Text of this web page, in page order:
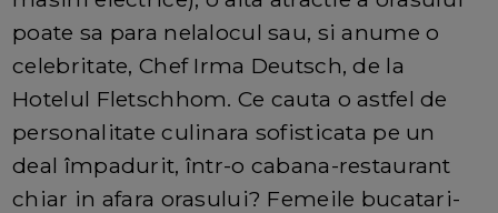
poate sa para nelalocul sau, si anume o
celebritate, Chef Irma Deutsch, de la
Hotelul Fletschhom. Ce cauta o astfel de
personalitate culinara sofisticata pe un
deal împadurit, într-o cabana-restaurant
chiar in afara orasului? Femeile bucatari-